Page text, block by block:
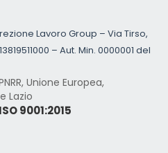
Lavoro Group – Via Tirso,
– Aut. Min. 0000001 del
ISO 9001:2015